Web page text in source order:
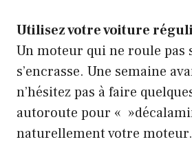
Utilisez votre voiture
Un moteur qui ne roule pas
s’encrasse. Une semaine
n’hésitez pas à faire
autoroute pour «
naturellement votre moteur.